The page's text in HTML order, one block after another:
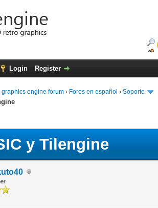
Login Register
engine forum › Foros en español › Soporte
y Tilengine